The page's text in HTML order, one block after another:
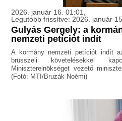
2026. január 16. 01:01,
Legutóbb frissítve: 2026. január
Gulyás Gergely: a
nemzeti petíciót indít
A kormány nemzeti petíciót indít
brüsszeli követelésekkel
Miniszterelnökséget vezető
(Fotó: MTI/Bruzák Noémi)